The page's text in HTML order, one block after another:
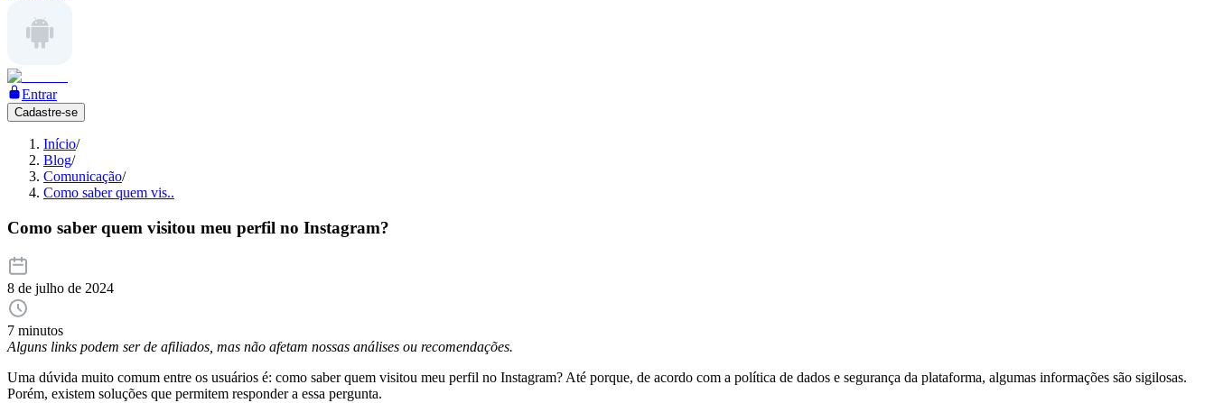
Entrar
Cadastre-se
Início/
Blog/
Comunicação/
Como saber quem vis..
Como saber quem visitou meu perfil no Instagram?
8 de julho de 2024
7 minutos
Alguns links podem ser de afiliados, mas não afetam nossas análises ou recomendações.
Uma dúvida muito comum entre os usuários é: como saber quem visitou meu perfil no Instagram? Até porque, de acordo com a política de dados e segurança da plataforma, algumas informações são sigilosas.
Porém, existem soluções que permitem responder a essa pergunta.